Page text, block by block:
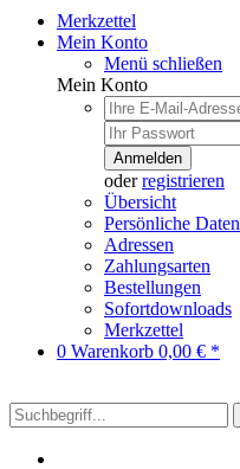
Merkzettel
Mein Konto
Menü schließen
Mein Konto
Anmelden
oderregistrieren
Übersicht
Persönliche Daten
Adressen
Zahlungsarten
Bestellungen
Sofortdownloads
Merkzettel
0 Warenkorb 0,00 € *